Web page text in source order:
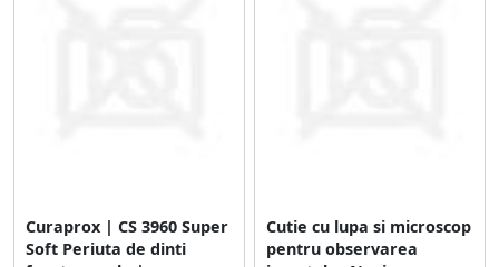
Curaprox | CS 3960 Super
Soft Periuta de dinti
Cutie cu lupa si microscop
pentru observarea